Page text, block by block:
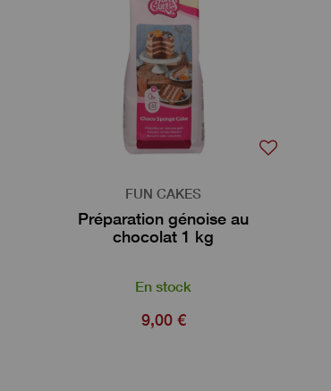
FUN CAKES
Préparation génoise au
chocolat 1 kg
En stock
9,00 €